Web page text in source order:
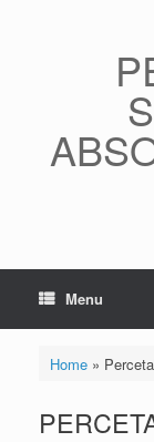
Menu
Home»